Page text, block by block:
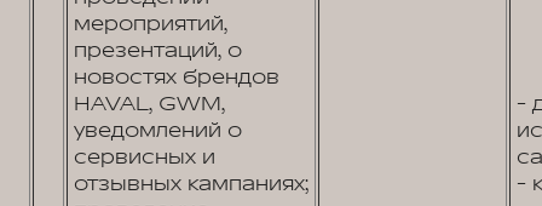
мероприятий,
презентаций, о
новостях брендов
HAVAL, GWM,
уведомлений о
сервисных и
отзывных кампаниях;
-
-